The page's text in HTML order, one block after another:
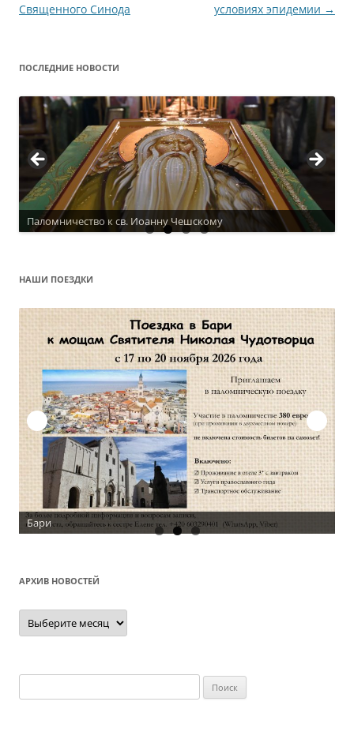
по
Священного Синода
условиях эпидемии →
ПОСЛЕДНИЕ НОВОСТИ
Паломничество к св. Иоанну Чешскому
Актуальное расписание
НАШИ ПОЕЗДКИ
АРХИВ НОВОСТЕЙ
Архив
новостей